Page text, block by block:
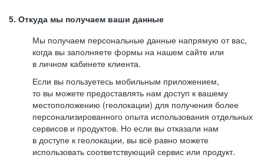
5. Откуда мы получаем ваши данные
Мы получаем персональные данные напрямую от вас,
когда вы заполняете формы на нашем сайте или
в личном кабинете клиента.
Если вы пользуетесь мобильным приложением,
то вы можете предоставлять нам доступ к вашему
местоположению (геолокации) для получения более
персонализированного опыта использования отдельных
сервисов и продуктов. Но если вы отказали нам
в доступе к геолокации, вы всё равно можете
использовать соответствующий сервис или продукт.